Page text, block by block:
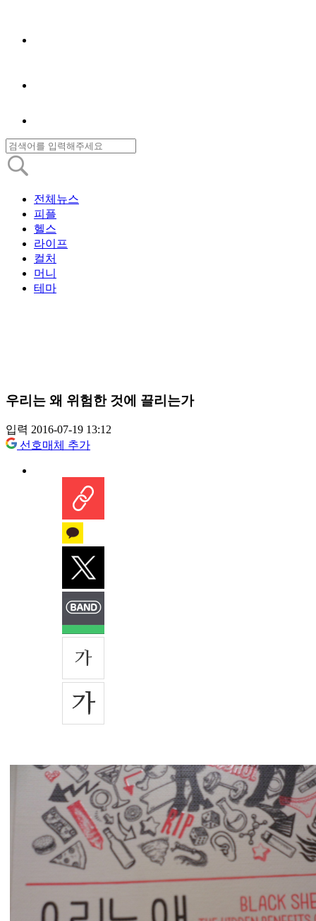
전체뉴스
피플
헬스
라이프
컬처
머니
테마
우리는 왜 위험한 것에 끌리는가
입력 2016-07-19 13:12
선호매체 추가